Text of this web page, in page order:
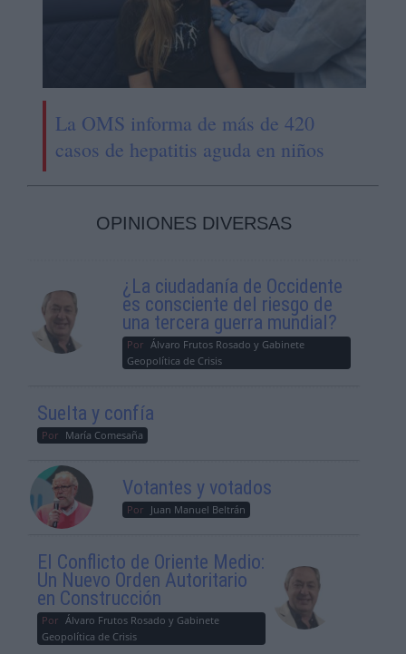
La OMS informa de más de 420
casos de hepatitis aguda en niños
OPINIONES DIVERSAS
¿La ciudadanía de Occidente
es consciente del riesgo de
una tercera guerra mundial?
Por Álvaro Frutos Rosado y Gabinete
Geopolítica de Crisis
Suelta y confía
Por María Comesaña
Votantes y votados
Por Juan Manuel Beltrán
El Conflicto de Oriente Medio:
Un Nuevo Orden Autoritario
en Construcción
Por Álvaro Frutos Rosado y Gabinete
Geopolítica de Crisis